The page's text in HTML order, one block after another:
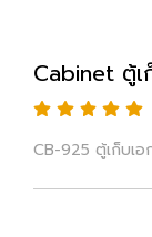
Cabinet ตู้เ
CB-925 ตู้เก็บเอ